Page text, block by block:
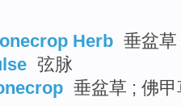
Herb 垂盆
弦脉
垂盆草 ; 佛甲